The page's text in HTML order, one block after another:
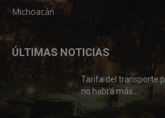
Michoacán
ÚLTIMAS NOTICIAS
Tarifa del transporte
no habrá más...
8 agosto, 2026